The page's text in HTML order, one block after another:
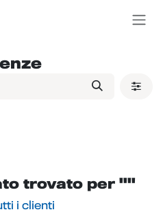
trovato per ""
i clienti